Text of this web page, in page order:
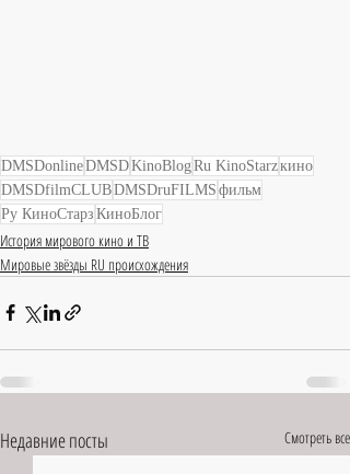
DMSDonlineDMSDKinoBlogRu KinoStarzкино
DMSDfilmCLUBDMSDruFILMS фильм
Ру КиноСтарз КиноБлог
История мирового кино и ТВ
Мировые звёзды RU происхождения
Недавние посты Смотреть все